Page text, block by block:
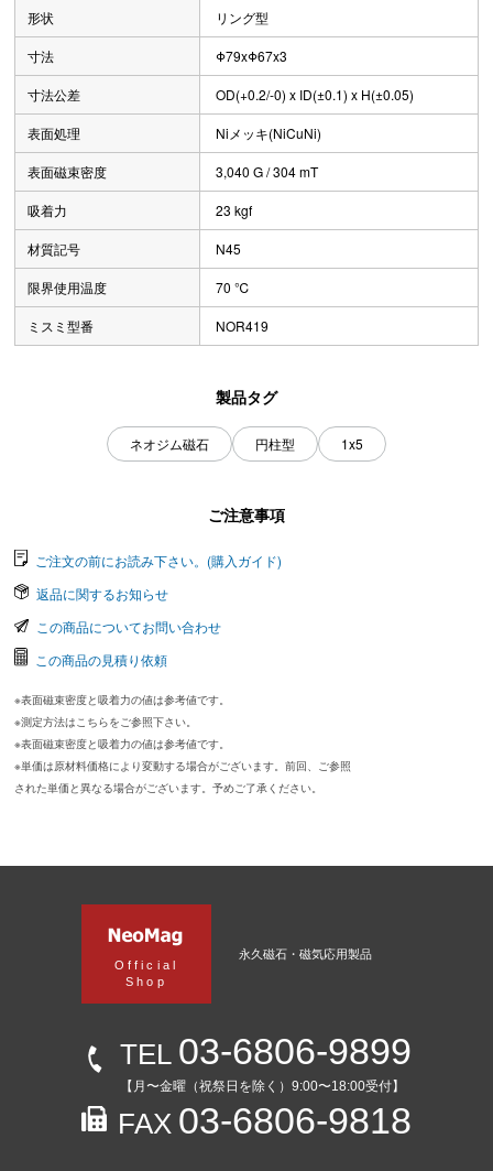
形状 リング型
寸法 Φ79xΦ67x3
寸法公差 OD(+0.2/-0) x ID(±0.1) x H(±0.05)
表面処理 Niメッキ(NiCuNi)
表面磁束密度 3,040 G / 304 mT
吸着力 23 kgf
材質記号 N45
限界使用温度 70 ℃
ミスミ型番 NOR419
製品タグ
ネオジム磁石 円柱型 1x5
ご注意事項
ご注文の前にお読み下さい。(購入ガイド)
返品に関するお知らせ
この商品についてお問い合わせ
この商品の見積り依頼
※表面磁束密度と吸着力の値は参考値です。
※測定方法はこちらをご参照下さい。
※表面磁束密度と吸着力の値は参考値です。
※単価は原材料価格により変動する場合がございます。前回、ご参照
された単価と異なる場合がございます。予めご了承ください。
Official
Shop
永久磁石・磁気応用製品
TEL 03-6806-9899
【月〜金曜（祝祭日を除く）9:00〜18:00受付】
FAX 03-6806-9818